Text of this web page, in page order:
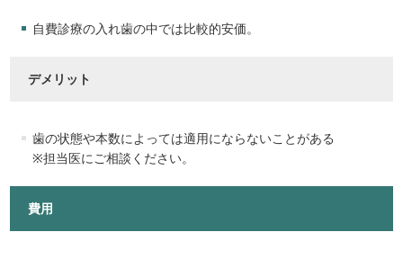
自費診療の入れ歯の中では比較的安価。
デメリット
歯の状態や本数によっては適用にならないことがある
※担当医にご相談ください。
費用